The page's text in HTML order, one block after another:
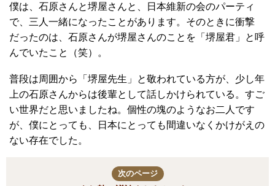
僕は、石原さんと堺屋さんと、日本維新の会のパーティ
で、三人一緒になったことがあります。そのときに衝撃
だったのは、石原さんが堺屋さんのことを「堺屋君」と呼
んでいたこと（笑）。
普段は周囲から「堺屋先生」と敬われている方が、少し年
上の石原さんからは後輩として話しかけられている。すご
い世界だと思いましたね。個性の塊のようなお二人です
が、僕にとっても、日本にとっても間違いなくかけがえの
ない存在でした。
次のページ